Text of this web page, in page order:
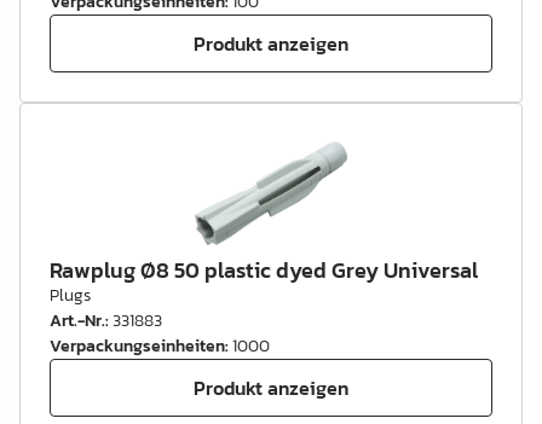
Produkt anzeigen
Rawplug Ø8 50 plastic dyed Grey Universal
Plugs
Art.-Nr.:331883
Verpackungseinheiten:1000
Produkt anzeigen